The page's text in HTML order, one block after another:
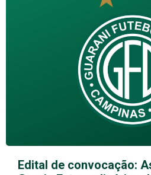
Edital de convocação: